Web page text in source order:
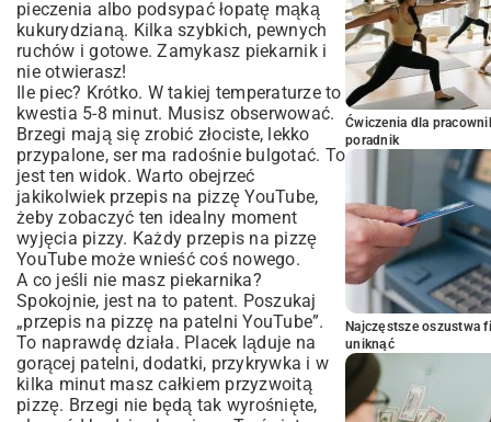
pieczenia albo podsypać łopatę mąką
kukurydzianą. Kilka szybkich, pewnych
ruchów i gotowe. Zamykasz piekarnik i
nie otwierasz!
Ile piec? Krótko. W takiej temperaturze to
kwestia 5-8 minut. Musisz obserwować.
Brzegi mają się zrobić złociste, lekko
przypalone, ser ma radośnie bulgotać. To
jest ten widok. Warto obejrzeć
jakikolwiek przepis na pizzę YouTube,
żeby zobaczyć ten idealny moment
wyjęcia pizzy. Każdy przepis na pizzę
YouTube może wnieść coś nowego.
A co jeśli nie masz piekarnika?
Spokojnie, jest na to patent. Poszukaj
„przepis na pizzę na patelni YouTube”.
To naprawdę działa. Placek ląduje na
gorącej patelni, dodatki, przykrywka i w
kilka minut masz całkiem przyzwoitą
pizzę. Brzegi nie będą tak wyrośnięte,
Ćwiczenia dla
poradnik
Najczęstsze oszustwa
uniknąć